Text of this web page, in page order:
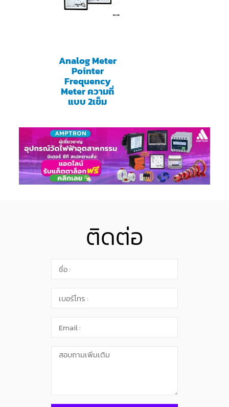
Analog Meter
Pointer
Frequency
Meter ความถี่
แบบ 2เข็ม
ติดต่อ